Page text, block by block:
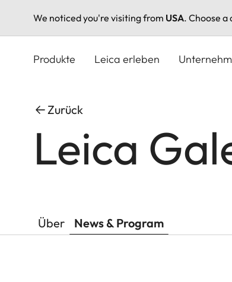
We noticed you're visiting from USA. Choose
Produkte Leica erleben
Zurück
Leica
Über News & Program